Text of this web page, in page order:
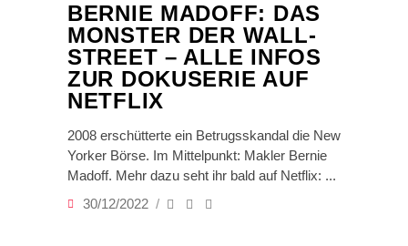
BERNIE MADOFF: DAS
MONSTER DER WALL-
STREET – ALLE INFOS
ZUR DOKUSERIE AUF
NETFLIX
2008 erschütterte ein Betrugsskandal die New
Yorker Börse. Im Mittelpunkt: Makler Bernie
Madoff. Mehr dazu seht ihr bald auf Netflix:
30/12/2022